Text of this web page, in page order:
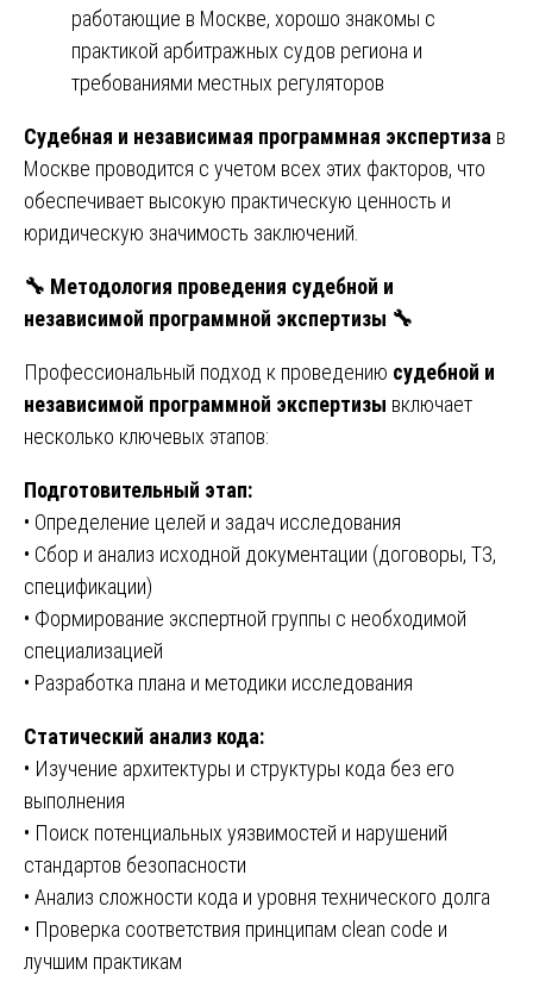
работающие в Москве, хорошо знакомы с
практикой арбитражных судов региона и
требованиями местных регуляторов
Судебная и независимая программная экспертиза в
Москве проводится с учетом всех этих факторов, что
обеспечивает высокую практическую ценность и
юридическую значимость заключений.
🔧 Методология проведения судебной и
независимой программной экспертизы 🔧
Профессиональный подход к проведению судебной и
независимой программной экспертизы включает
несколько ключевых этапов:
Подготовительный этап:
• Определение целей и задач исследования
• Сбор и анализ исходной документации (договоры, ТЗ,
спецификации)
• Формирование экспертной группы с необходимой
специализацией
• Разработка плана и методики исследования
Статический анализ кода:
• Изучение архитектуры и структуры кода без его
выполнения
• Поиск потенциальных уязвимостей и нарушений
стандартов безопасности
• Анализ сложности кода и уровня технического долга
• Проверка соответствия принципам clean code и
лучшим практикам